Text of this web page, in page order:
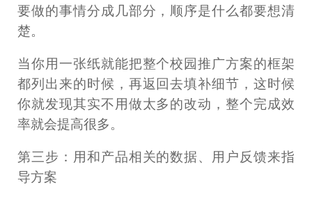
要做的事情分成几部分，顺序是什么都要想清
楚。
当你用一张纸就能把整个校园推广方案的框架
都列出来的时候，再返回去填补细节，这时候
你就发现其实不用做太多的改动，整个完成效
率就会提高很多。
第三步：用和产品相关的数据、用户反馈来指
导方案